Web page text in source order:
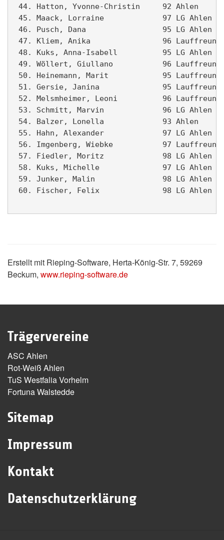
44. Hatton, Yvonne-Christin     92
45. Maack, Lorraine             97 LG
46. Pusch, Dana                 95 LG
47. Kliem, Anika                96
48. Kuks, Anna-Isabell          95 LG
49. Wöllert, Giullano           96
50. Heinemann, Marit            95
51. Gersie, Janina              95
52. Melsmheimer, Leoni          96
53. Schmitt, Marvin             96 LG
54. Balzer, Lonella             93
55. Hahn, Alexander             97 LG
56. Imgenberg, Wiebke           97
57. Fiedler, Moritz             98 LG
58. Kuks, Michelle              97 LG
59. Junker, Malin               98 LG
60. Fischer, Felix              98 LG
Erstellt mit Rieping-Software, Herta-König-Str. 7, 59269
Beckum, www.rieping-software.de
Trägervereine
ASC Ahlen
Rot-Weiß Ahlen
TuS Westfalia Vorhelm
Fortuna Walstedde
Sitemap
Impressum
Kontakt
Datenschutzerklärung